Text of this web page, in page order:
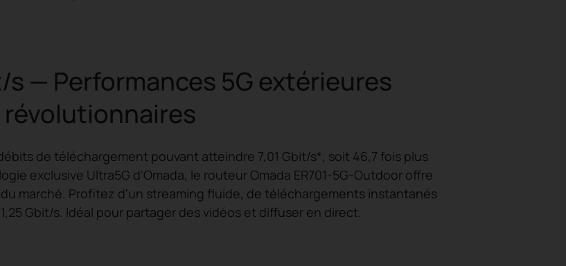
s — Performances 5G extérieures
révolutionnaires
de téléchargement pouvant atteindre 7,01 Gbit/s*, soit 46,7 fois plus
exclusive Ultra5G d'Omada, le routeur Omada ER701-5G-Outdoor offre
marché. Profitez d'un streaming fluide, de téléchargements instantanés
Gbit/s. Idéal pour partager des vidéos et diffuser en direct.